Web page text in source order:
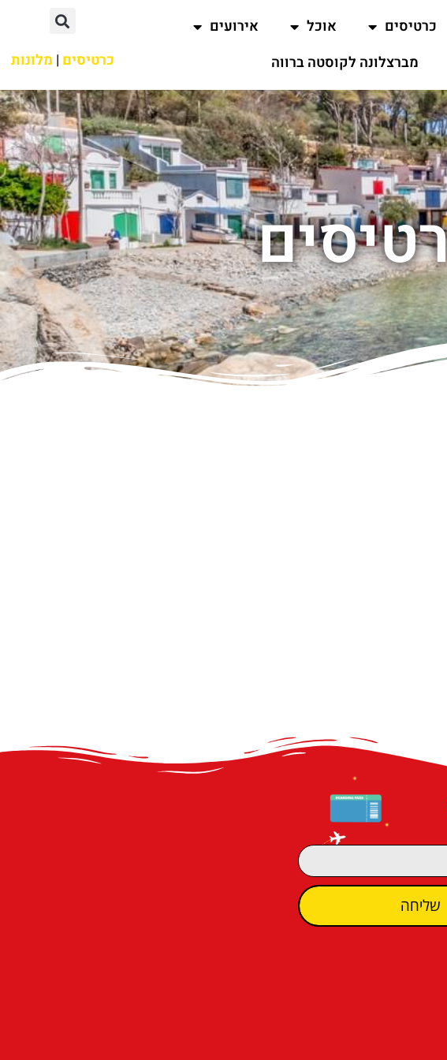
כרטיסים אוכל
אירועים
מברצלונה לקוסטה ברווה כרטיסים | מלונות
שליחה